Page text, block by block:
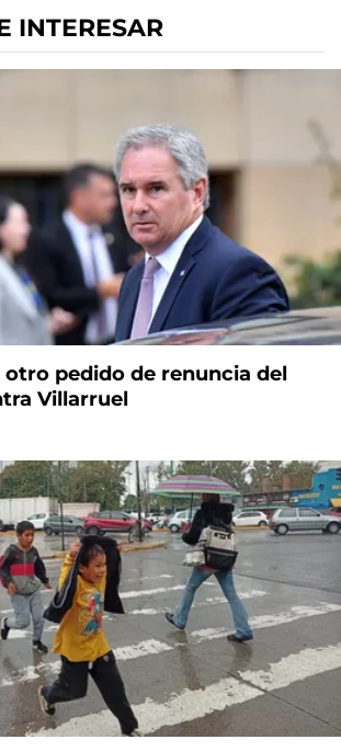
INTERESAR
pedido de renuncia del
Villarruel